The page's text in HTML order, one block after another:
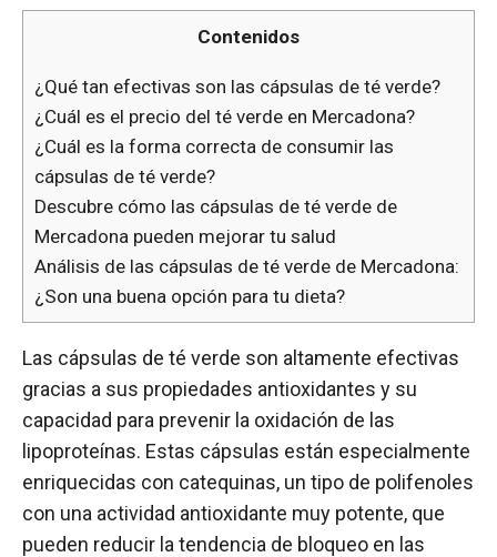
Contenidos
¿Qué tan efectivas son las cápsulas de té verde?
¿Cuál es el precio del té verde en Mercadona?
¿Cuál es la forma correcta de consumir las
cápsulas de té verde?
Descubre cómo las cápsulas de té verde de
Mercadona pueden mejorar tu salud
Análisis de las cápsulas de té verde de Mercadona:
¿Son una buena opción para tu dieta?
Las cápsulas de té verde son altamente efectivas
gracias a sus propiedades antioxidantes y su
capacidad para prevenir la oxidación de las
lipoproteínas. Estas cápsulas están especialmente
enriquecidas con catequinas, un tipo de polifenoles
con una actividad antioxidante muy potente, que
pueden reducir la tendencia de bloqueo en las